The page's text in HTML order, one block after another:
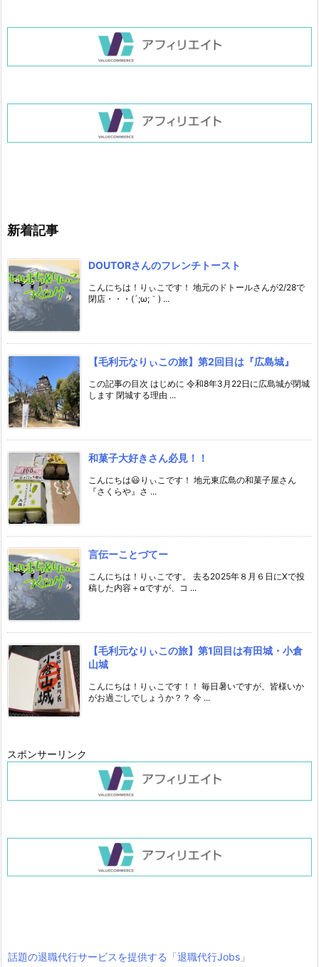
新着記事
DOUTORさんのフレンチトースト
こんにちは！りぃこです！ 地元のドトールさんが2/28で
閉店・・・(´;ω;｀) ...
【毛利元なりぃこの旅】第2回目は『広島城』
この記事の目次 はじめに 令和8年3月22日に広島城が閉城
します 閉城する理由 ...
和菓子大好きさん必見！！
こんにちは😃りぃこです！ 地元東広島の和菓子屋さん
『さくらや』さ ...
言伝ーことづてー
こんにちは！りぃこです。 去る2025年８月６日にXで投
稿した内容＋αですが、コ ...
【毛利元なりぃこの旅】第1回目は有田城・小倉
山城
こんにちは！りぃこです！！ 毎日暑いですが、皆様いか
がお過ごしでしょうか？？ 今 ...
スポンサーリンク
話題の退職代行サービスを提供する「退職代行Jobs」